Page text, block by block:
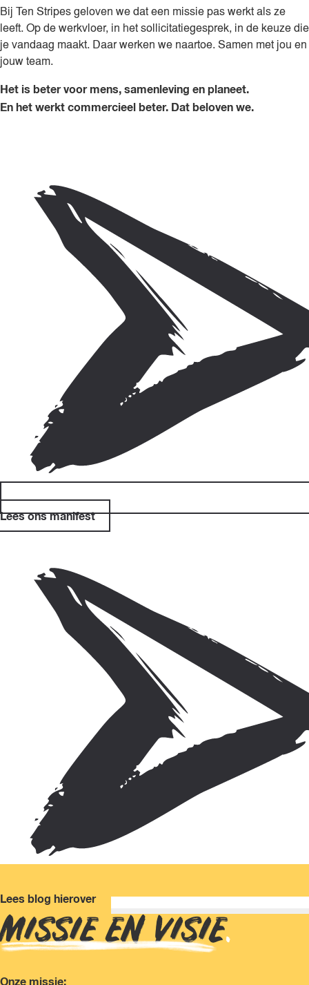
Bij Ten Stripes geloven we dat een missie pas werkt als ze
leeft. Op de werkvloer, in het sollicitatiegesprek, in de keuze die
je vandaag maakt. Daar werken we naartoe. Samen met jou en
jouw team.
Het is beter voor mens, samenleving en planeet.
En het werkt commercieel beter. Dat beloven we.
Lees ons manifest
Lees blog hierover
MISSIE EN VISIE.
Onze missie: